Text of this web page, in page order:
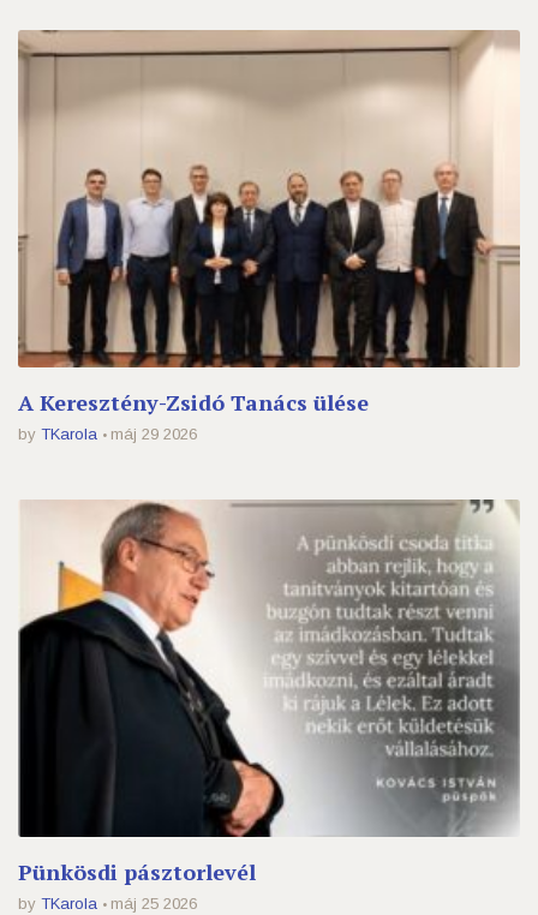
A Keresztény-Zsidó Tanács ülése
by TKarola máj 29 2026
Pünkösdi pásztorlevél
by TKarola máj 25 2026